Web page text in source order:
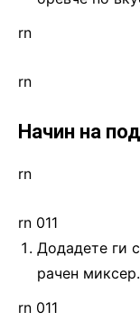
rn
rn
Начин на
rn
rn 011
Додадете ги
рачен миксер.
rn 011